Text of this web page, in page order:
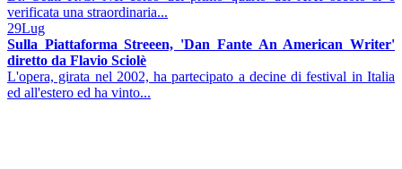
verificata una straordinaria...
29Lug
Sulla Piattaforma Streeen, 'Dan Fante An American Writer'
diretto da Flavio Sciolè
L'opera, girata nel 2002, ha partecipato a decine di festival in Italia
ed all'estero ed ha vinto...